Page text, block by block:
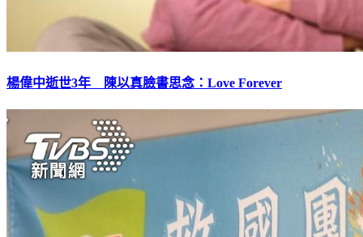
楊偉中逝世3年 陳以真臉書思念：Love Forever